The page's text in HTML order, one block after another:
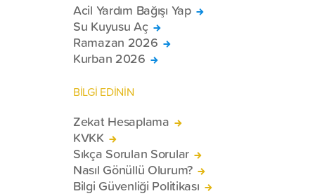
Acil Yardım Bağışı Yap
Su Kuyusu Aç
Ramazan 2026
Kurban 2026
BİLGİ EDİNİN
Zekat Hesaplama
KVKK
Sıkça Sorulan Sorular
Nasıl Gönüllü Olurum?
Bilgi Güvenliği Politikası